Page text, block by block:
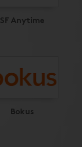
SF Anytime
Bokus